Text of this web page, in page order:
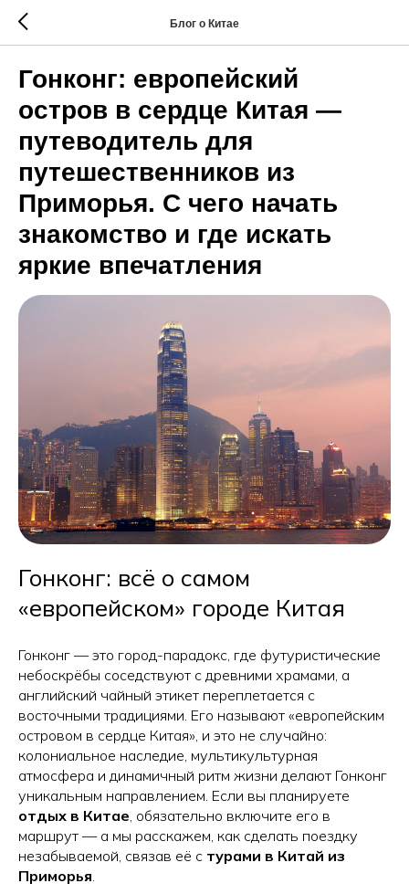
Блог о Китае
Гонконг: европейский
остров в сердце Китая —
путеводитель для
путешественников из
Приморья. С чего начать
знакомство и где искать
яркие впечатления
Гонконг: всё о самом
«европейском» городе Китая
Гонконг — это город-парадокс, где футуристические
небоскрёбы соседствуют с древними храмами, а
английский чайный этикет переплетается с
восточными традициями. Его называют «европейским
островом в сердце Китая», и это не случайно:
колониальное наследие, мультикультурная
атмосфера и динамичный ритм жизни делают Гонконг
уникальным направлением. Если вы планируете
отдых в Китае , обязательно включите его в
маршрут — а мы расскажем, как сделать поездку
незабываемой, связав её с турами в Китай из
Приморья